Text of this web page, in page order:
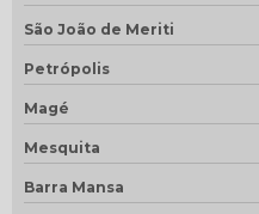
São João de Meriti
Petrópolis
Magé
Mesquita
Barra Mansa